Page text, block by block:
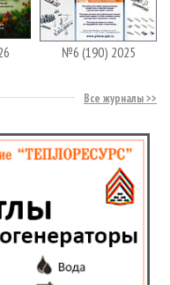
№6 (190) 2025
Все журналы